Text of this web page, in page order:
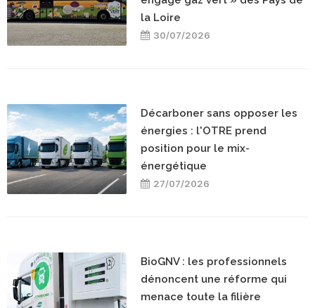
la Loire
30/07/2026
Décarboner sans opposer les
énergies : l'OTRE prend
position pour le mix-
énergétique
27/07/2026
BioGNV : les professionnels
dénoncent une réforme qui
menace toute la filière